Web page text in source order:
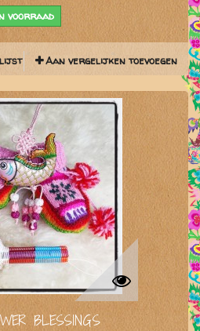
voorraad
Aan vergelijken toevoegen
BLESSINGS